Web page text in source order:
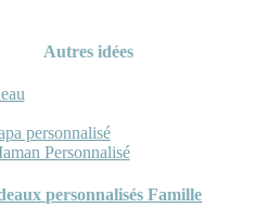
Autres idées
personnalisé
Personnalisé
personnalisés Famille